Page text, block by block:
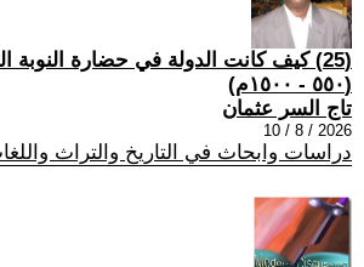
(25) كيف كانت الدولة في حضارة النوبة
(٥٥٠ - ١٥٠٠م)
تاج السر عثمان
2026 / 8 / 10
دراسات وابحاث في التاريخ والتراث